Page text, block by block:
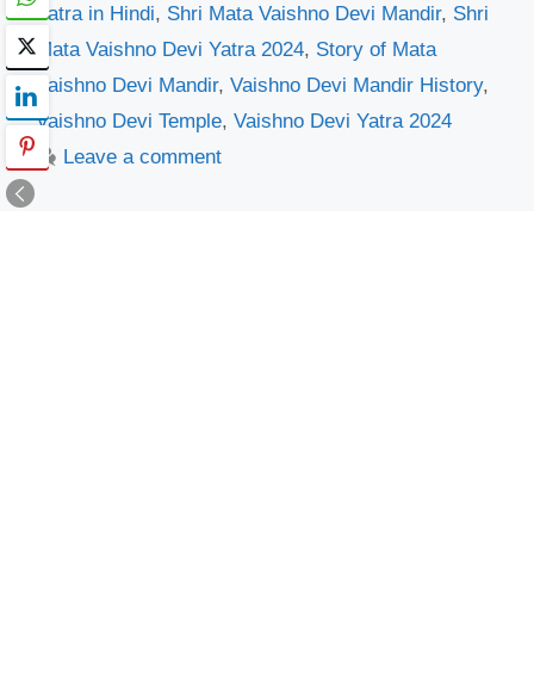
Yatra in Hindi, Shri Mata Vaishno Devi Mandir, Shri
Mata Vaishno Devi Yatra 2024, Story of Mata
Vaishno Devi Mandir, Vaishno Devi Mandir History,
Vaishno Devi Temple, Vaishno Devi Yatra 2024
Leave a comment